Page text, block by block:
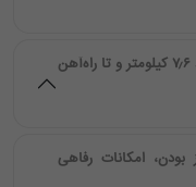
فاصله هتل تا فرودگاه شهید هاشمی‌نژاد ۷٫۶ کیلومتر و تا راه‌آهن
امکانات رفاهی